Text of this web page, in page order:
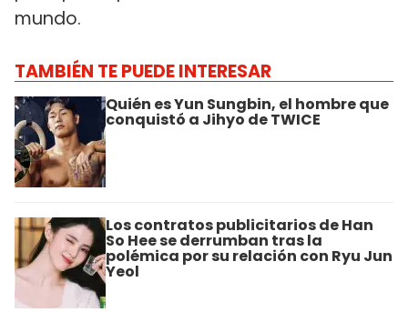
mundo.
TAMBIÉN TE PUEDE INTERESAR
Quién es Yun Sungbin, el hombre que
conquistó a Jihyo de TWICE
Los contratos publicitarios de Han
So Hee se derrumban tras la
polémica por su relación con Ryu Jun
Yeol